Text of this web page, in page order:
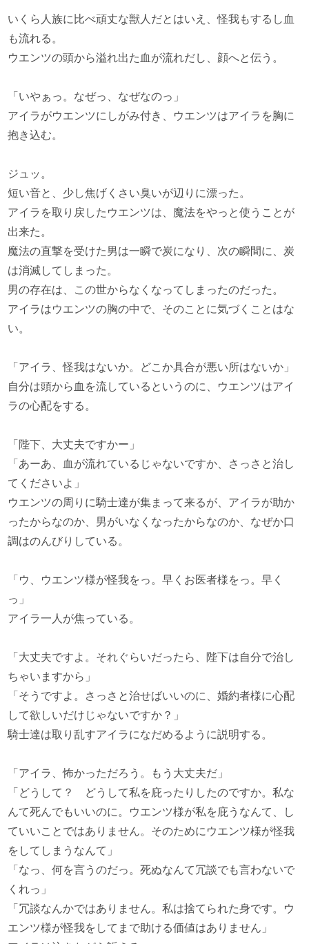
いくら人族に比べ頑丈な獣人だとはいえ、怪我もするし血
も流れる。
ウエンツの頭から溢れ出た血が流れだし、顔へと伝う。
「いやぁっ。なぜっ、なぜなのっ」
アイラがウエンツにしがみ付き、ウエンツはアイラを胸に
抱き込む。
ジュッ。
短い音と、少し焦げくさい臭いが辺りに漂った。
アイラを取り戻したウエンツは、魔法をやっと使うことが
出来た。
魔法の直撃を受けた男は一瞬で炭になり、次の瞬間に、炭
は消滅してしまった。
男の存在は、この世からなくなってしまったのだった。
アイラはウエンツの胸の中で、そのことに気づくことはな
い。
「アイラ、怪我はないか。どこか具合が悪い所はないか」
自分は頭から血を流しているというのに、ウエンツはアイ
ラの心配をする。
「陛下、大丈夫ですかー」
「あーあ、血が流れているじゃないですか、さっさと治し
てくださいよ」
ウエンツの周りに騎士達が集まって来るが、アイラが助か
ったからなのか、男がいなくなったからなのか、なぜか口
調はのんびりしている。
「ウ、ウエンツ様が怪我をっ。早くお医者様をっ。早く
っ」
アイラ一人が焦っている。
「大丈夫ですよ。それぐらいだったら、陛下は自分で治し
ちゃいますから」
「そうですよ。さっさと治せばいいのに、婚約者様に心配
して欲しいだけじゃないですか？」
騎士達は取り乱すアイラになだめるように説明する。
「アイラ、怖かっただろう。もう大丈夫だ」
「どうして？ どうして私を庇ったりしたのですか。私な
んて死んでもいいのに。ウエンツ様が私を庇うなんて、し
ていいことではありません。そのためにウエンツ様が怪我
をしてしまうなんて」
「なっ、何を言うのだっ。死ぬなんて冗談でも言わないで
くれっ」
「冗談なんかではありません。私は捨てられた身です。ウ
エンツ様が怪我をしてまで助ける価値はありません」